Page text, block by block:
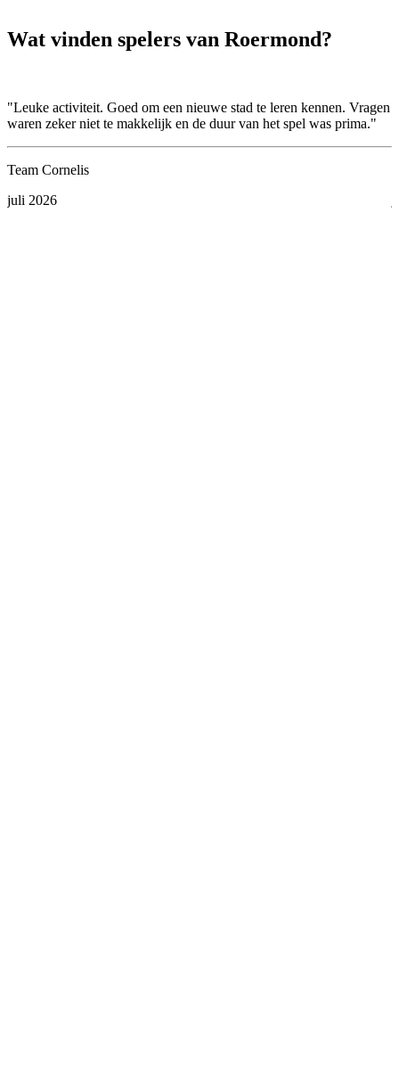
Wat vinden spelers van Roermond?
"Leuke activiteit. Goed om een nieuwe stad te leren kennen. Vragen
waren zeker niet te makkelijk en de duur van het spel was prima."
Team Cornelis
juli 2026